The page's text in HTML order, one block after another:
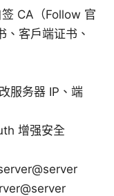
CA（Follow 官
、客户端证书、
服务器 IP、端
增强安全